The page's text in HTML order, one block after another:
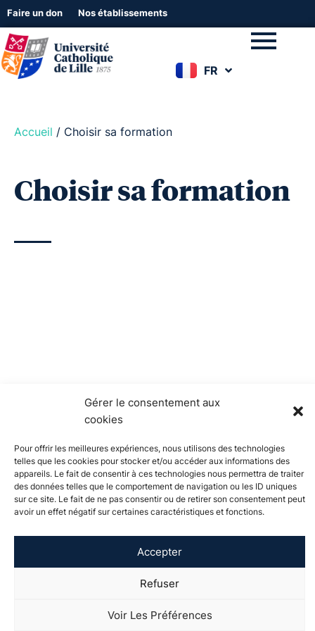
Gérer le consentement aux
cookies
Pour offrir les meilleures expériences, nous utilisons des technologies
telles que les cookies pour stocker et/ou accéder aux informations des
appareils. Le fait de consentir à ces technologies nous permettra de traiter
des données telles que le comportement de navigation ou les ID uniques
sur ce site. Le fait de ne pas consentir ou de retirer son consentement peut
avoir un effet négatif sur certaines caractéristiques et fonctions.
Accepter
Refuser
Voir Les Préférences
Faire un don Nos établissements
FR
EN
Accueil / Choisir sa formation
Choisir sa formation
À propos de
l'Université
Actualités Événements
Catalogue de
formation